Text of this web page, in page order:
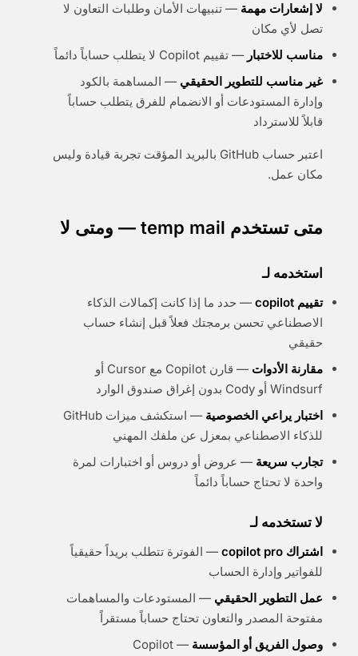
لا إشعارات مهمة — تنبيهات الأمان وطلبات التعاون لا
تصل لأي مكان
مناسب للاختبار — تقييم Copilot لا يتطلب حساباً دائماً
غير مناسب للتطوير الحقيقي — المساهمة بالكود
وإدارة المستودعات أو الانضمام للفرق يتطلب حساباً
قابلاً للاسترداد
اعتبر حساب GitHub بالبريد المؤقت تجربة قيادة وليس
مكان عمل.
متى تستخدم temp mail — ومتى لا
استخدمه لـ
تقييم copilot
— حدد ما إذا كانت إكمالات الذكاء
الاصطناعي تحسن برمجتك فعلاً قبل إنشاء حساب
حقيقي
مقارنة الأدوات
— قارن Copilot مع Cursor أو
Windsurf أو Cody بدون إغراق صندوق الوارد
اختبار يراعي الخصوصية
— استكشف ميزات GitHub
للذكاء الاصطناعي بمعزل عن ملفك المهني
تجارب سريعة — عروض أو دروس أو اختبارات لمرة
واحدة لا تحتاج حساباً دائماً
لا تستخدمه لـ
اشتراك copilot pro
— الفوترة تتطلب بريداً حقيقياً
للفواتير وإدارة الحساب
عمل التطوير الحقيقي — المستودعات والمساهمات
مفتوحة المصدر والتعاون تحتاج حساباً مستقراً
وصول الفريق أو المؤسسة
— Copilot